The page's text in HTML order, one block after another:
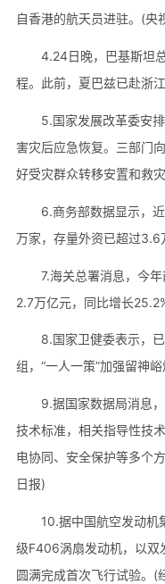
自香港的航天员进驻。(央
4.24日晚，巴基斯坦
程。此前，夏巴兹已赴浙
5.国家发展改革委安
害灾后应急恢复。三部门
好受灾群众转移安置和救
6.商务部数据显示，
万家，存量外资已超过3.6
7.海关总署消息，今
2.7万亿元，同比增长
8.国家卫健委表示，
组，“一人一策”加强留神
9.据国家数据局消息
技术标准，相关指导性技
电协同、安全保护等多个
日报)
10.据中国航空发动机
级F406涡扇发动机，以双
圆满完成首次飞行试验。(